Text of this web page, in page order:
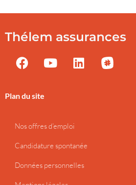
Thélem assurances
Plan du site
Nos offres d’emploi
Candidature spontanée
Données personnelles